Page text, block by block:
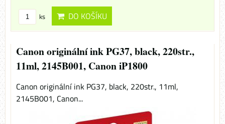
ks DO KOŠÍKU
Canon originální ink PG37, black, 220str.,
11ml, 2145B001, Canon iP1800
Canon originální ink PG37, black, 220str., 11ml,
2145B001, Canon...